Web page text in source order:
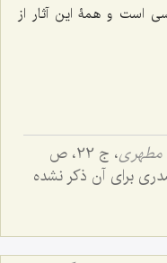
است و همۀ این آثار از
مطهری
، ج 22، ص
برای آن ذکر نشده